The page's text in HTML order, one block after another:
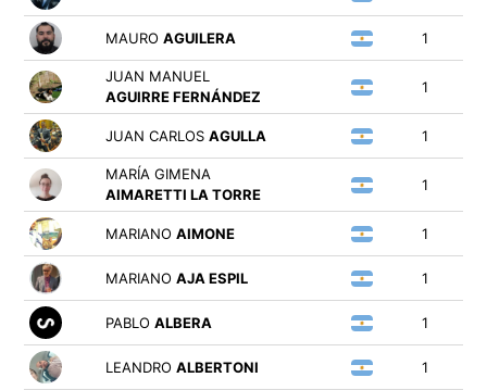
MAURO AGUILERA 1
JUAN MANUEL
AGUIRRE FERNÁNDEZ
1
JUAN CARLOS AGULLA 1
MARÍA GIMENA
AIMARETTI LA TORRE
1
MARIANO AIMONE 1
MARIANO AJA ESPIL 1
PABLO ALBERA 1
LEANDRO ALBERTONI 1